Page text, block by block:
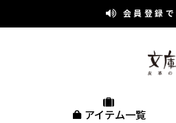
会員登録で
アイテム一覧